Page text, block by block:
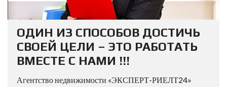
ОДИН ИЗ СПОСОБОВ ДОСТИЧЬ
СВОЕЙ ЦЕЛИ – ЭТО РАБОТАТЬ
ВМЕСТЕ С НАМИ !!!
Агентство недвижимости «ЭКСПЕРТ-РИЕЛТ24»